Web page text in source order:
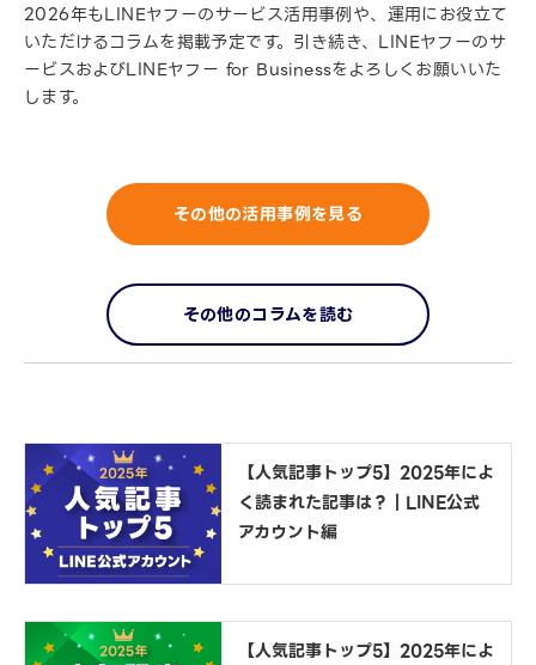
2026年もLINEヤフーのサービス活用事例や、運用にお役立て
いただけるコラムを掲載予定です。引き続き、LINEヤフーのサ
ービスおよびLINEヤフー for Businessをよろしくお願いいた
します。
その他の活用事例を見る
その他のコラムを読む
【人気記事トップ5】2025年によ
く読まれた記事は？｜LINE公式
アカウント編
【人気記事トップ5】2025年によ